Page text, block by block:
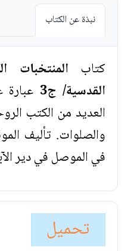
نبذة عن الكتاب
كتاب المنتخبات
القدسية/ ج3
العديد من الكتب
والصلوات. تأليف
في الموصل في دير
تحميل